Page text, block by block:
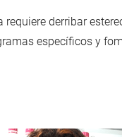
requiere derribar
específicos y